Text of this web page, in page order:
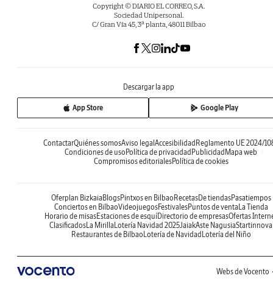
Copyright © DIARIO EL CORREO, S.A.
Sociedad Unipersonal.
C/ Gran Vía 45, 3ª planta, 48011 Bilbao
Descargar la app
App Store Google Play
ContactarQuiénes somosAviso legalAccesibilidadReglamento UE 2024/
Condiciones de usoPolítica de privacidadPublicidadMapa web
Compromisos editorialesPolítica de cookies
Oferplan BizkaiaBlogsPintxos en BilbaoRecetasDe tiendasPasatiempos
Conciertos en BilbaoVideojuegosFestivalesPuntos de ventaLa Tienda
Horario de misasEstaciones de esquíDirectorio de empresasOfertas
ClasificadosLa MirillaLotería Navidad 2025JaiakAste NagusiaStartinnova
Restaurantes de BilbaoLotería de NavidadLotería del Niño
Webs de Vocento